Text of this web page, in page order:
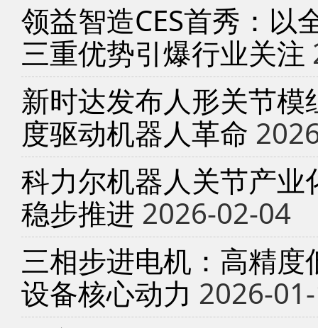
领益智造CES首秀：以
三重优势引爆行业关注
新时达发布人形关节
度驱动机器人革命
科力尔机器人关节产
稳步推进 2026-02-04
三相步进电机：高精
设备核心动力 2026-